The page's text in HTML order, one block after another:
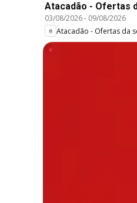
Atacadão - Ofertas
03/08/2026- 09/08/2026
Atacadão - Ofertas da